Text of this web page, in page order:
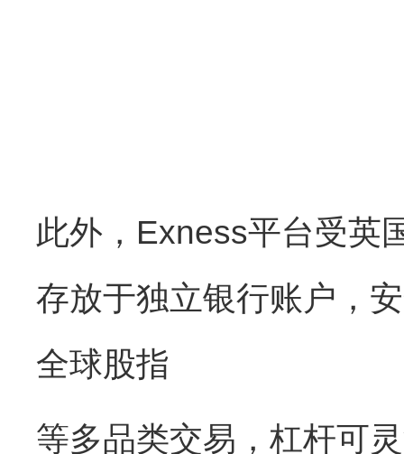
此外，Exness平台受英
存放于独立银行账户，
全球股指
等多品类交易，杠杆可